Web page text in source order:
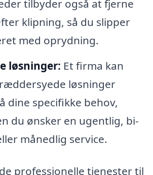
tilbyder også at fjerne
klipning, så du slipper
med oprydning.
løsninger: Et firma kan
løsninger
dine specifikke behov,
du ønsker en ugentlig, bi-
månedlig service.
professionelle tjenester til